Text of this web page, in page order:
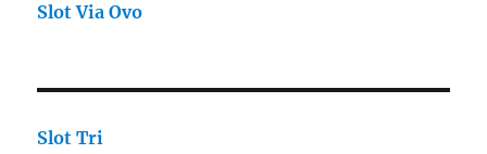
Slot Via Ovo
Slot Tri